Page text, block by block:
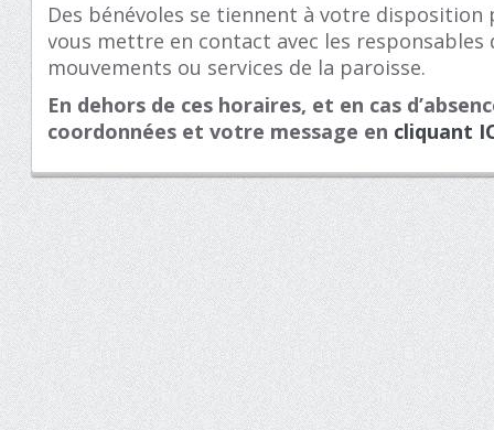
Des bénévoles se tiennent à votre
vous mettre en contact avec les responsables
mouvements ou services de la paroisse.
En dehors de ces horaires, et en cas
coordonnées et votre message en cliquant